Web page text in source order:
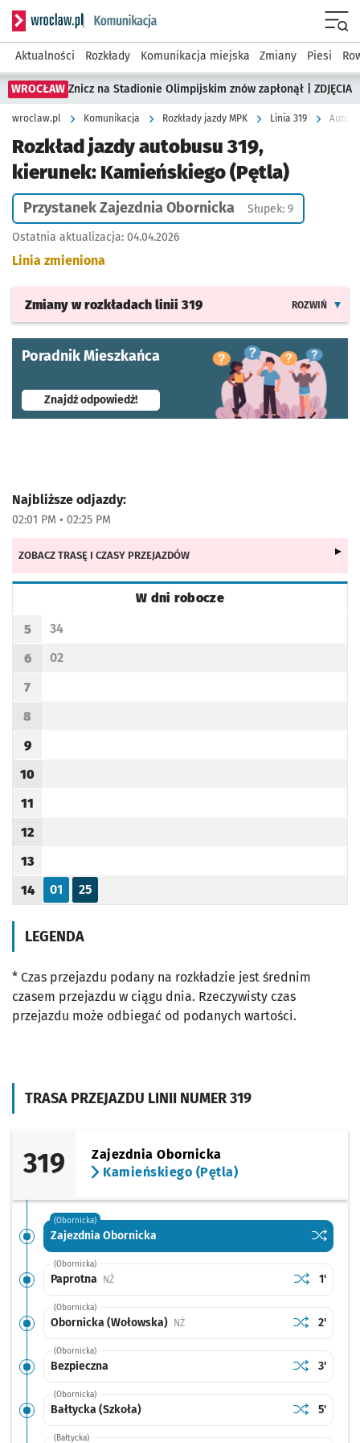
Serwis informacyjny wroclaw.pl podserwis: Komunikacja
Aktualności Rozkłady Komunikacja miejska Zmiany Piesi
WROCŁAW Znicz na Stadionie Olimpijskim znów zapłonął | ZDJĘCIA
wroclaw.pl Komunikacja Rozkłady jazdy MPK Linia 319
Rozkład jazdy autobusu 319,
kierunek: Kamieńskiego (Pętla)
Przystanek Zajezdnia Obornicka Słupek: 9
Ostatnia aktualizacja: 04.04.2026
Linia zmieniona
Zmiany w rozkładach linii 319 ROZWIŃ
Poradnik Mieszkańca
Znajdź odpowiedź!- otworzy się w nowej karcie
TRASA PRZEJAZDU LINII NUMER 319
319
Zajezdnia Obornicka
Kamieńskiego (Pętla)
(Obornicka)
Zajezdnia Obornicka Sprawdź
(Obornicka)
Paprotna NŻPrzystanek na życzenie Sprawdź
Paprotna
Czas
1'
(Obornicka)
Obornicka (Wołowska) NŻPrzystanek na życzenie Sprawdź
Obornicka
Czas
2'
(Obornicka)
Bezpieczna Sprawdź
Bezpieczna
Czas
3'
(Obornicka)
Bałtycka (Szkoła) Sprawdź
Bałtycka
Czas
5'
(Bałtycka)
Najbliższe odjazdy:
02:01 PM • 02:25 PM
ZOBACZ TRASĘ I CZASY PRZEJAZDÓW
W dni robocze
Rozkład jazdy -
Godzina odjazdu
5
Odjazd
34
minut po godzinie 5
Godzina odjazdu
6
Odjazd
02
minut po godzinie 6
Godzina odjazdu
7
Godzina odjazdu
8
Godzina odjazdu
9
Godzina odjazdu
10
Godzina odjazdu
11
Godzina odjazdu
12
Godzina odjazdu
13
Godzina odjazdu
14
Odjazd
01
minut po godzinie 14
Odjazd
25
minut po godzinie 14
LEGENDA
* Czas przejazdu podany na rozkładzie jest średnim
czasem przejazdu w ciągu dnia. Rzeczywisty czas
przejazdu może odbiegać od podanych wartości.